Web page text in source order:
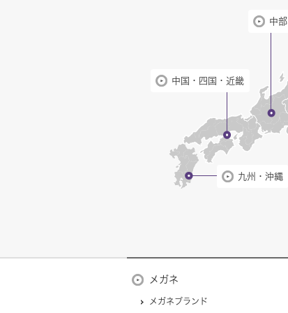
中部
中国・四国・近畿
九州・沖縄
メガネ
メガネブランド